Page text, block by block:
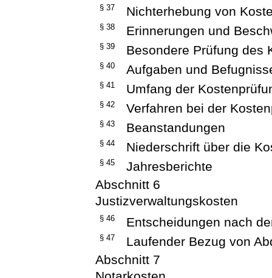
§ 37 Nichterhebung von
§ 38 Erinnerungen und
§ 39 Besondere Prüfung des
§ 40 Aufgaben und
§ 41 Umfang der
§ 42 Verfahren bei der
§ 43 Beanstandungen
§ 44 Niederschrift über die
§ 45
Jahresberichte
Abschnitt 6
Justizverwaltungskosten
§ 46 Entscheidungen nach
§ 47
Laufender Bezug von
Abschnitt 7